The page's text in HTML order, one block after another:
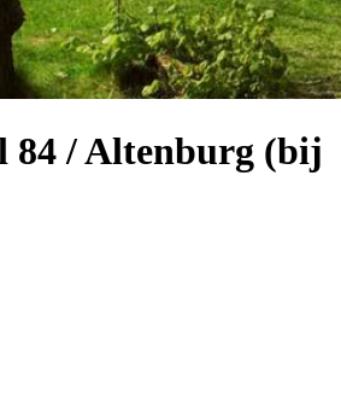
84 / Altenburg (bij